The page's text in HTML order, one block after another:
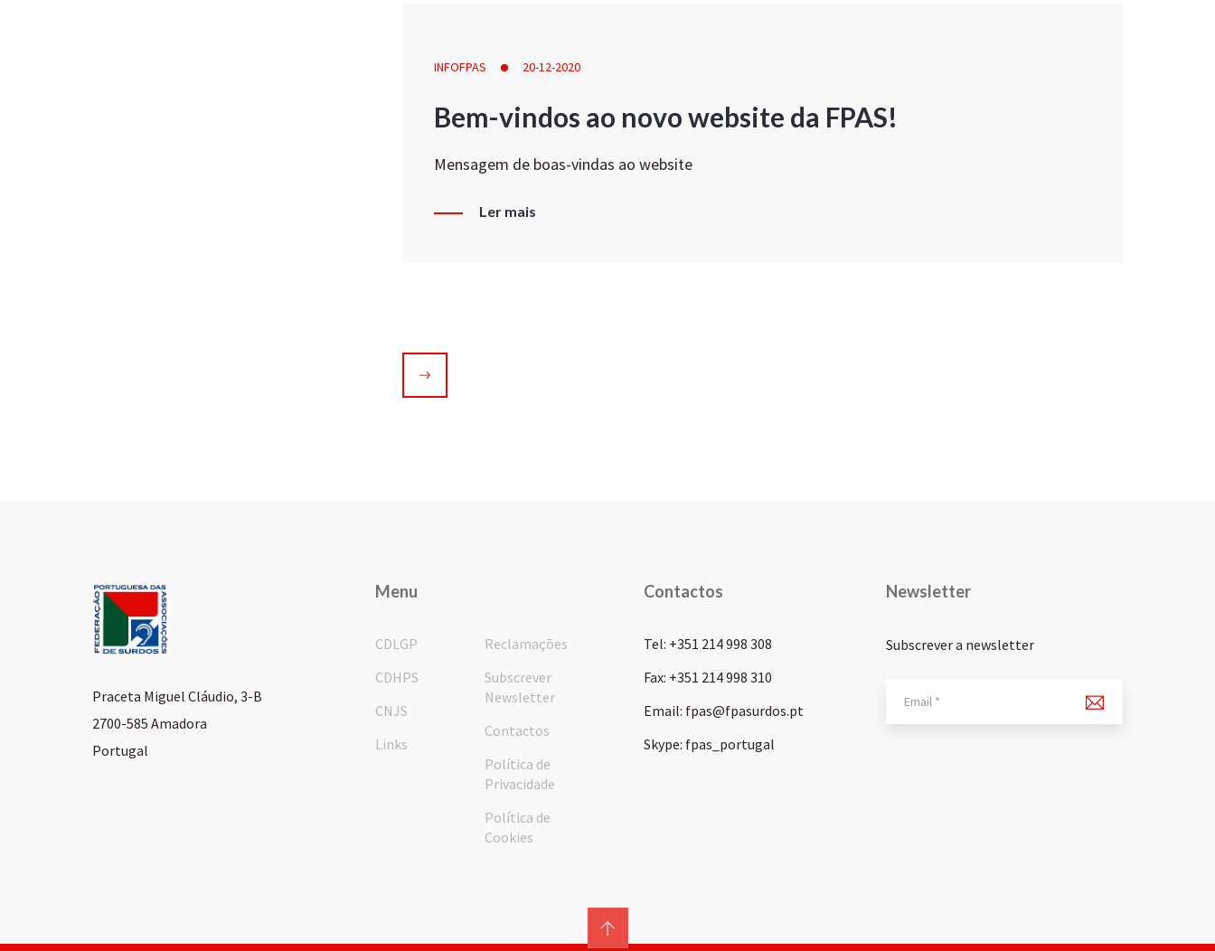
INFOFPAS 20-12-2020
Bem-vindos ao novo website da FPAS!
Mensagem de boas-vindas ao website
Ler mais
Praceta Miguel Cláudio, 3-B
2700-585 Amadora
Portugal
Menu
CDLGP
CDHPS
CNJS
Links
Reclamações
Subscrever
Newsletter
Contactos
Política de
Privacidade
Política de
Cookies
Contactos
Tel: +351 214 998 308
Fax: +351 214 998 310
Email: fpas@fpasurdos.pt
Skype: fpas_portugal
Newsletter
Subscrever a newsletter